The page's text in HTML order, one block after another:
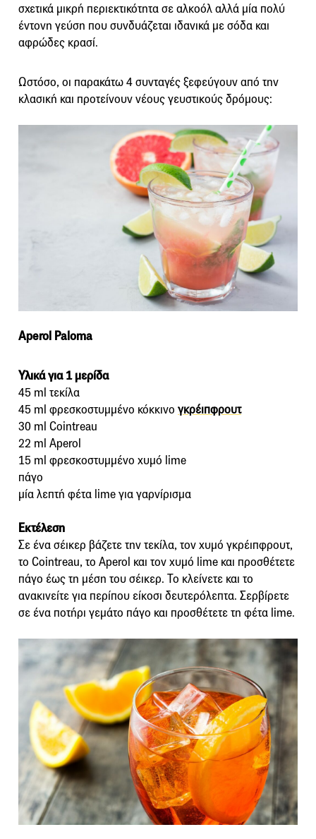
σχετικά μικρή περιεκτικότητα σε αλκοόλ αλλά μία πολύ
έντονη γεύση που συνδυάζεται ιδανικά με σόδα και
αφρώδες κρασί.
Ωστόσο, οι παρακάτω 4 συνταγές ξεφεύγουν από την
κλασική και προτείνουν νέους γευστικούς δρόμους:
Aperol Paloma
Υλικά για 1 μερίδα
45 ml τεκίλα
45 ml φρεσκοστυμμένο κόκκινο γκρέιπφρουτ
30 ml Cointreau
22 ml Aperol
15 ml φρεσκοστυμμένο χυμό lime
πάγο
μία λεπτή φέτα lime για γαρνίρισμα
Εκτέλεση
Σε ένα σέικερ βάζετε την τεκίλα, τον χυμό γκρέιπφρουτ,
το Cointreau, το Aperol και τον χυμό lime και προσθέτετε
πάγο έως τη μέση του σέικερ. Το κλείνετε και το
ανακινείτε για περίπου είκοσι δευτερόλεπτα. Σερβίρετε
σε ένα ποτήρι γεμάτο πάγο και προσθέτετε τη φέτα lime.